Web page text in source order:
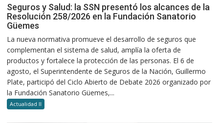
Seguros y Salud: la SSN presentó los alcances de la
Resolución 258/2026 en la Fundación Sanatorio
Güemes
La nueva normativa promueve el desarrollo de seguros que
complementan el sistema de salud, amplía la oferta de
productos y fortalece la protección de las personas. El 6 de
agosto, el Superintendente de Seguros de la Nación, Guillermo
Plate, participó del Ciclo Abierto de Debate 2026 organizado por
la Fundación Sanatorio Güemes,...
Actualidad II